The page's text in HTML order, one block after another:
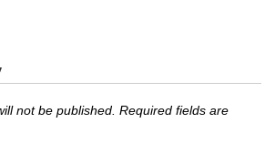
not be published. Required fields are